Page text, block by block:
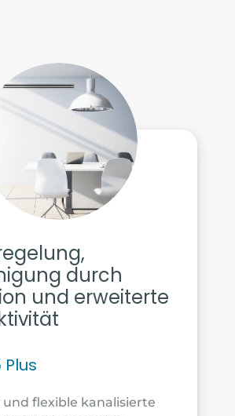
durch
und erweiterte
Plus
und flexible kanalisierte